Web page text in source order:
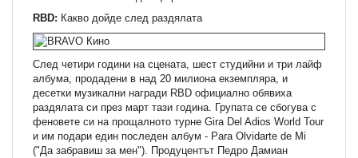
RBD: Какво дойде след раздялата
След четири години на сцената, шест студийни и три лайф
албума, продадени в над 20 милиона екземпляра, и
десетки музикални награди RBD официално обявиха
раздялата си през март тази година. Групата се сбогува с
феновете си на прощалното турне Gira Del Adios World Tour
и им подари един последен албум - Para Olvidarte de Mi
("Да забравиш за мен"). Продуцентът Педро Дамиан